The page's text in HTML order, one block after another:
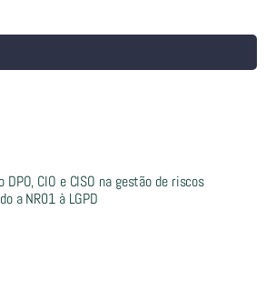
CIO e CISO na gestão de riscos
a NR01 à LGPD